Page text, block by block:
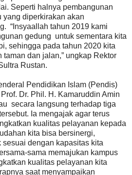
Seperti halnya pembangunan
yang diperkirakan akan
“Insyaallah tahun 2019 kami
gedung untuk sementara kita
sehingga pada tahun 2020 kita
dan jalan,” ungkap Rektor
Rustan.
Pendidikan Islam (Pendis)
Dr. Phil. H. Kamaruddin Amin
secara langsung terhadap tiga
Ia mengajak agar terus
kualitas pelayanan kepada
kita bisa bersinergi,
dengan kapasitas kita
sama memajukan kampus
kualitas pelayanan kita
saat menyampaikan